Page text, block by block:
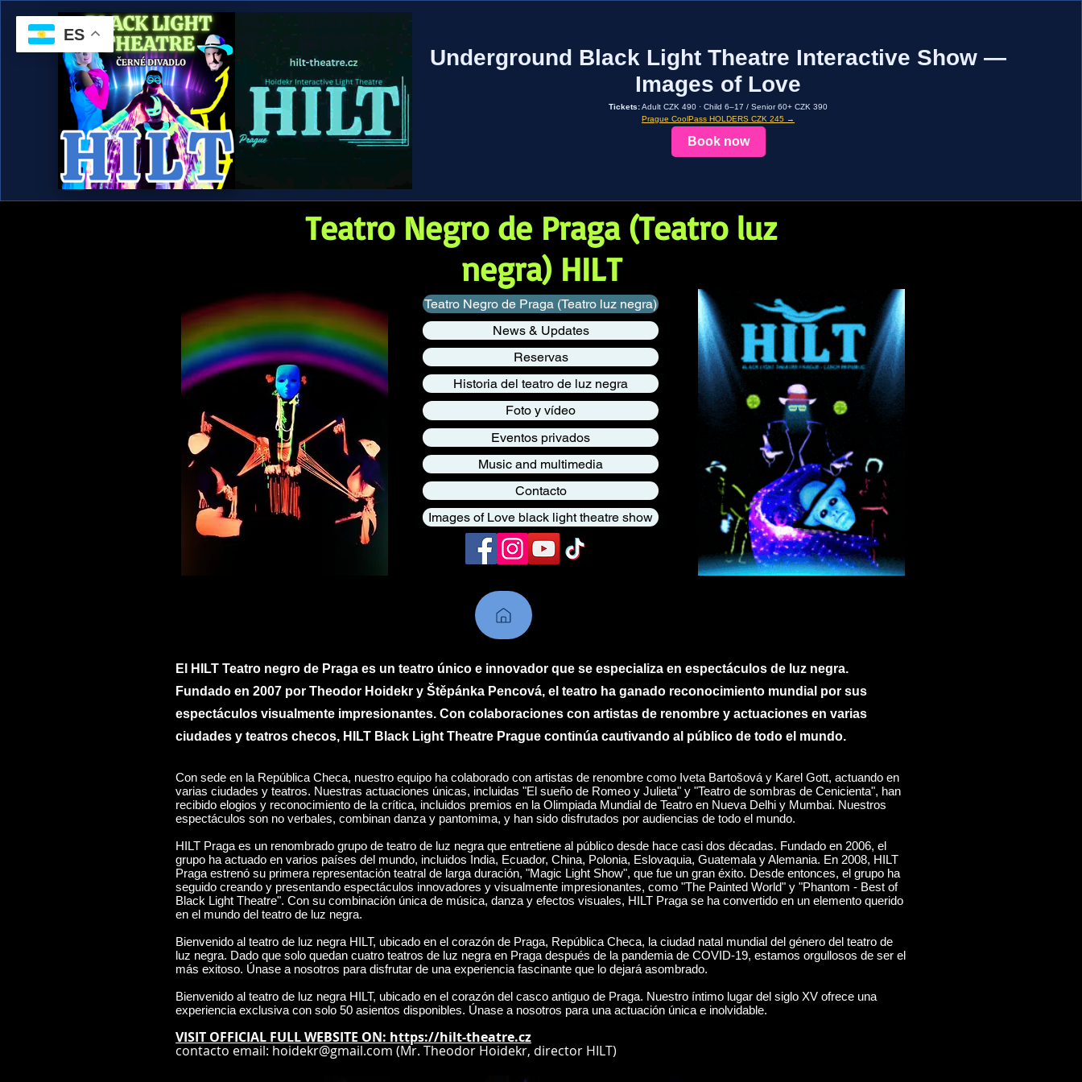
ES
Underground Black Light Theatre Interactive Show —
Images of Love
Tickets:Adult CZK 490 · Child 6–17 / Senior 60+ CZK 390
Prague CoolPass HOLDERS CZK 245 →
Book now
Teatro Negro de Praga (Teatro luz
negra) HILT
Teatro Negro de Praga (Teatro luz negra)
News & Updates
Reservas
Historia del teatro de luz negra
Foto y vídeo
Eventos privados
Music and multimedia
Contacto
Images of Love black light theatre show
El HILT Teatro negro de Praga es un teatro único e innovador que se especializa en espectáculos de luz negra.
Fundado en 2007 por Theodor Hoidekr y Štěpánka Pencová, el teatro ha ganado reconocimiento mundial por sus
espectáculos visualmente impresionantes. Con colaboraciones con artistas de renombre y actuaciones en varias
ciudades y teatros checos, HILT Black Light Theatre Prague continúa cautivando al público de todo el mundo.
Con sede en la República Checa, nuestro equipo ha colaborado con artistas de renombre como Iveta Bartošová y Karel Gott, actuando en
varias ciudades y teatros. Nuestras actuaciones únicas, incluidas "El sueño de Romeo y Julieta" y "Teatro de sombras de Cenicienta", han
recibido elogios y reconocimiento de la crítica, incluidos premios en la Olimpiada Mundial de Teatro en Nueva Delhi y Mumbai. Nuestros
espectáculos son no verbales, combinan danza y pantomima, y han sido disfrutados por audiencias de todo el mundo.
HILT Praga es un renombrado grupo de teatro de luz negra que entretiene al público desde hace casi dos décadas. Fundado en 2006, el
grupo ha actuado en varios países del mundo, incluidos India, Ecuador, China, Polonia, Eslovaquia, Guatemala y Alemania. En 2008, HILT
Praga estrenó su primera representación teatral de larga duración, "Magic Light Show", que fue un gran éxito. Desde entonces, el grupo ha
seguido creando y presentando espectáculos innovadores y visualmente impresionantes, como "The Painted World" y "Phantom - Best of
Black Light Theatre". Con su combinación única de música, danza y efectos visuales, HILT Praga se ha convertido en un elemento querido
en el mundo del teatro de luz negra.
Bienvenido al teatro de luz negra HILT, ubicado en el corazón de Praga, República Checa, la ciudad natal mundial del género del teatro de
luz negra. Dado que solo quedan cuatro teatros de luz negra en Praga después de la pandemia de COVID-19, estamos orgullosos de ser el
más exitoso. Únase a nosotros para disfrutar de una experiencia fascinante que lo dejará asombrado.
Bienvenido al teatro de luz negra HILT, ubicado en el corazón del casco antiguo de Praga. Nuestro íntimo lugar del siglo XV ofrece una
experiencia exclusiva con solo 50 asientos disponibles. Únase a nosotros para una actuación única e inolvidable.
VISIT OFFICIAL FULL WEBSITE ON: https://hilt-theatre.cz
contacto email: hoidekr@gmail.com (Mr. Theodor Hoidekr, director HILT)